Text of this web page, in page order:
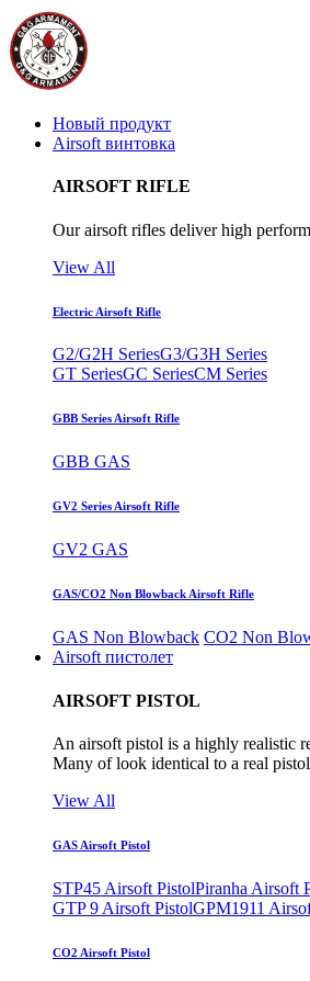
Новый продукт
Airsoft винтовка
AIRSOFT RIFLE
Our airsoft rifles deliver high
View All
Electric Airsoft Rifle
G2/G2H SeriesG3/G3H Series
GT SeriesGC SeriesCM Series
GBB Series Airsoft Rifle
GBB GAS
GV2 Series Airsoft Rifle
GV2 GAS
GAS/CO2 Non Blowback Airsoft Rifle
GAS Non Blowback CO2 Non
Airsoft пистолет
AIRSOFT PISTOL
An airsoft pistol is a highly realistic
Many of look identical to a real
View All
GAS Airsoft Pistol
STP45 Airsoft PistolPiranha Airsoft
GTP 9 Airsoft PistolGPM1911
CO2 Airsoft Pistol